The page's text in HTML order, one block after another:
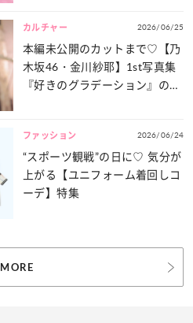
カルチャー 2026/06/25
本編未公開のカットまで♡【乃
木坂46・金川紗耶】1st写真集
『好きのグラデーション』の魅
ファッション 2026/06/24
“スポーツ観戦”の日に♡ 気分が
上がる【ユニフォーム着回しコ
ーデ】特集
MORE